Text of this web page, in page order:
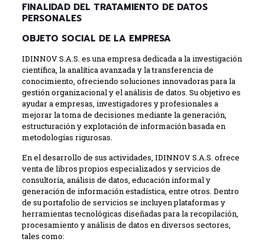
FINALIDAD DEL TRATAMIENTO DE DATOS
PERSONALES
OBJETO SOCIAL DE LA EMPRESA
IDINNOV S.A.S. es una empresa dedicada a la investigación
científica, la analítica avanzada y la transferencia de
conocimiento, ofreciendo soluciones innovadoras para la
gestión organizacional y el análisis de datos. Su objetivo es
ayudar a empresas, investigadores y profesionales a
mejorar la toma de decisiones mediante la generación,
estructuración y explotación de información basada en
metodologías rigurosas.
En el desarrollo de sus actividades, IDINNOV S.A.S. ofrece
venta de libros propios especializados y servicios de
consultoría, análisis de datos, educación informal y
generación de información estadística, entre otros. Dentro
de su portafolio de servicios se incluyen plataformas y
herramientas tecnológicas diseñadas para la recopilación,
procesamiento y análisis de datos en diversos sectores,
tales como: